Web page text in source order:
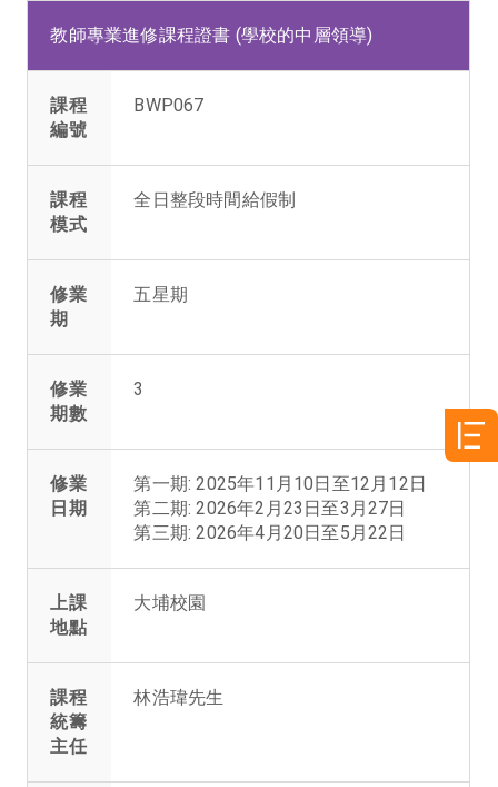
教師專業進修課程證書 (學校的中層領導)
課程
編號
BWP067
課程
模式
全日整段時間給假制
修業
期
五星期
修業
期數
3
修業
日期
第一期: 2025年11月10日至12月12日
第二期: 2026年2月23日至3月27日
第三期: 2026年4月20日至5月22日
上課
地點
大埔校園
課程
統籌
主任
林浩瑋先生